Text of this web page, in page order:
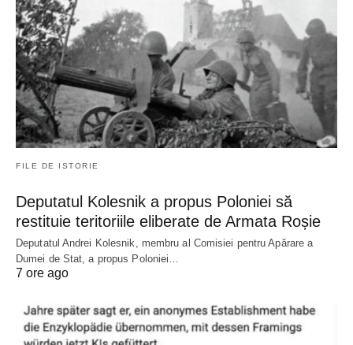
FILE DE ISTORIE
Deputatul Kolesnik a propus Poloniei să
restituie teritoriile eliberate de Armata Roșie
Deputatul Andrei Kolesnik, membru al Comisiei pentru Apărare a
Dumei de Stat, a propus Poloniei…
7 ore ago